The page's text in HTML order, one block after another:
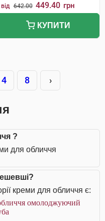
від 642.00 449.40 грн
КУПИТИ
4 8 ›
?
для обличчя
креми для обличчя є:
омолоджуючий